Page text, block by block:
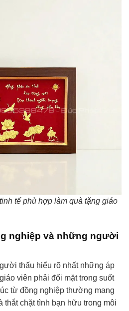
tế phù hợp làm quà tặng giáo
nghiệp và những người
thấu hiểu rõ nhất những áp
viên phải đối mặt trong suốt
từ đồng nghiệp thường mang
thắt chặt tình bạn hữu trong môi